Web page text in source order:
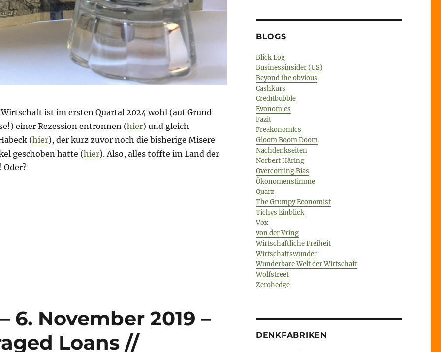
Wirtschaft ist im ersten Quartal 2024 wohl (auf Grund
einer Rezession entronnen (hier) und gleich
(hier), der kurz zuvor noch die bisherige Misere
geschoben hatte (hier). Also, alles toffte im Land der
Oder?
– Still ruht der See…“
November 2019 –
Loans //
BLOGS
Blick Log
Businessinsider (US)
Beyond the obvious
Cashkurs
Creditbubble
Evonomics
Fazit
Freakonomics
Gloom Boom Doom
Nachdenkseiten
Norbert Häring
Overcoming Bias
Ökonomenstimme
Quarz
The Grumpy Economist
Tichys Einblick
Vox
von der Vring
Wirtschaftliche Freiheit
Wirtschaftswunder
Wunderbare Welt der Wirtschaft
Wolfstreet
Zerohedge
DENKFABRIKEN